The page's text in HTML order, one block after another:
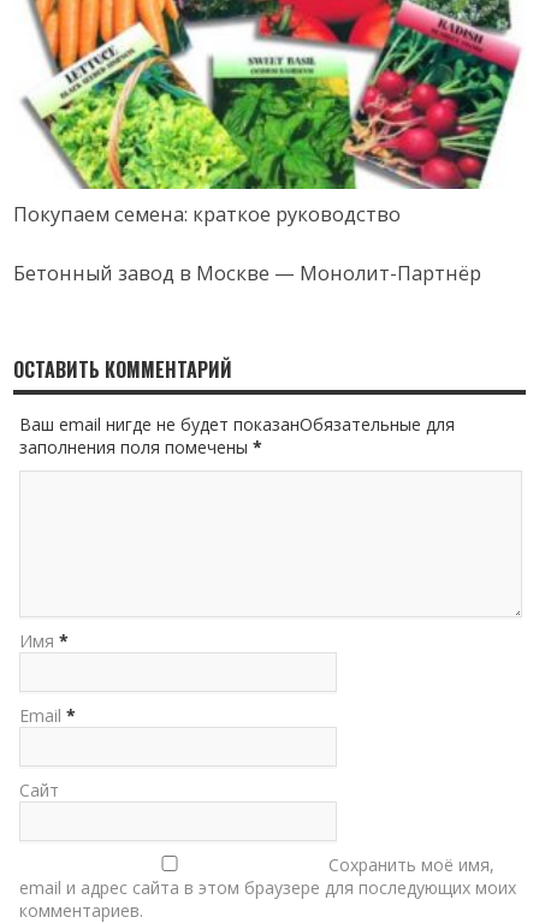
Покупаем семена: краткое руководство
Бетонный завод в Москве — Монолит-Партнёр
ОСТАВИТЬ КОММЕНТАРИЙ
Ваш email нигде не будет показанОбязательные для
заполнения поля помечены*
Имя *
Email *
Сайт
Сохранить моё имя,
email и адрес сайта в этом браузере для последующих моих
комментариев.